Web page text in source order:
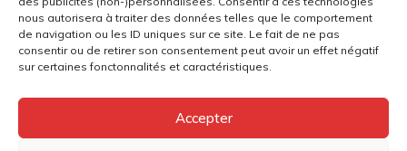
nous autorisera à traiter des données telles que le comportement
de navigation ou les ID uniques sur ce site. Le fait de ne pas
consentir ou de retirer son consentement peut avoir un effet négatif
sur certaines fonctonnalités et caractéristiques.
Accepter
Location
Place du Palais, 98000 Monaco